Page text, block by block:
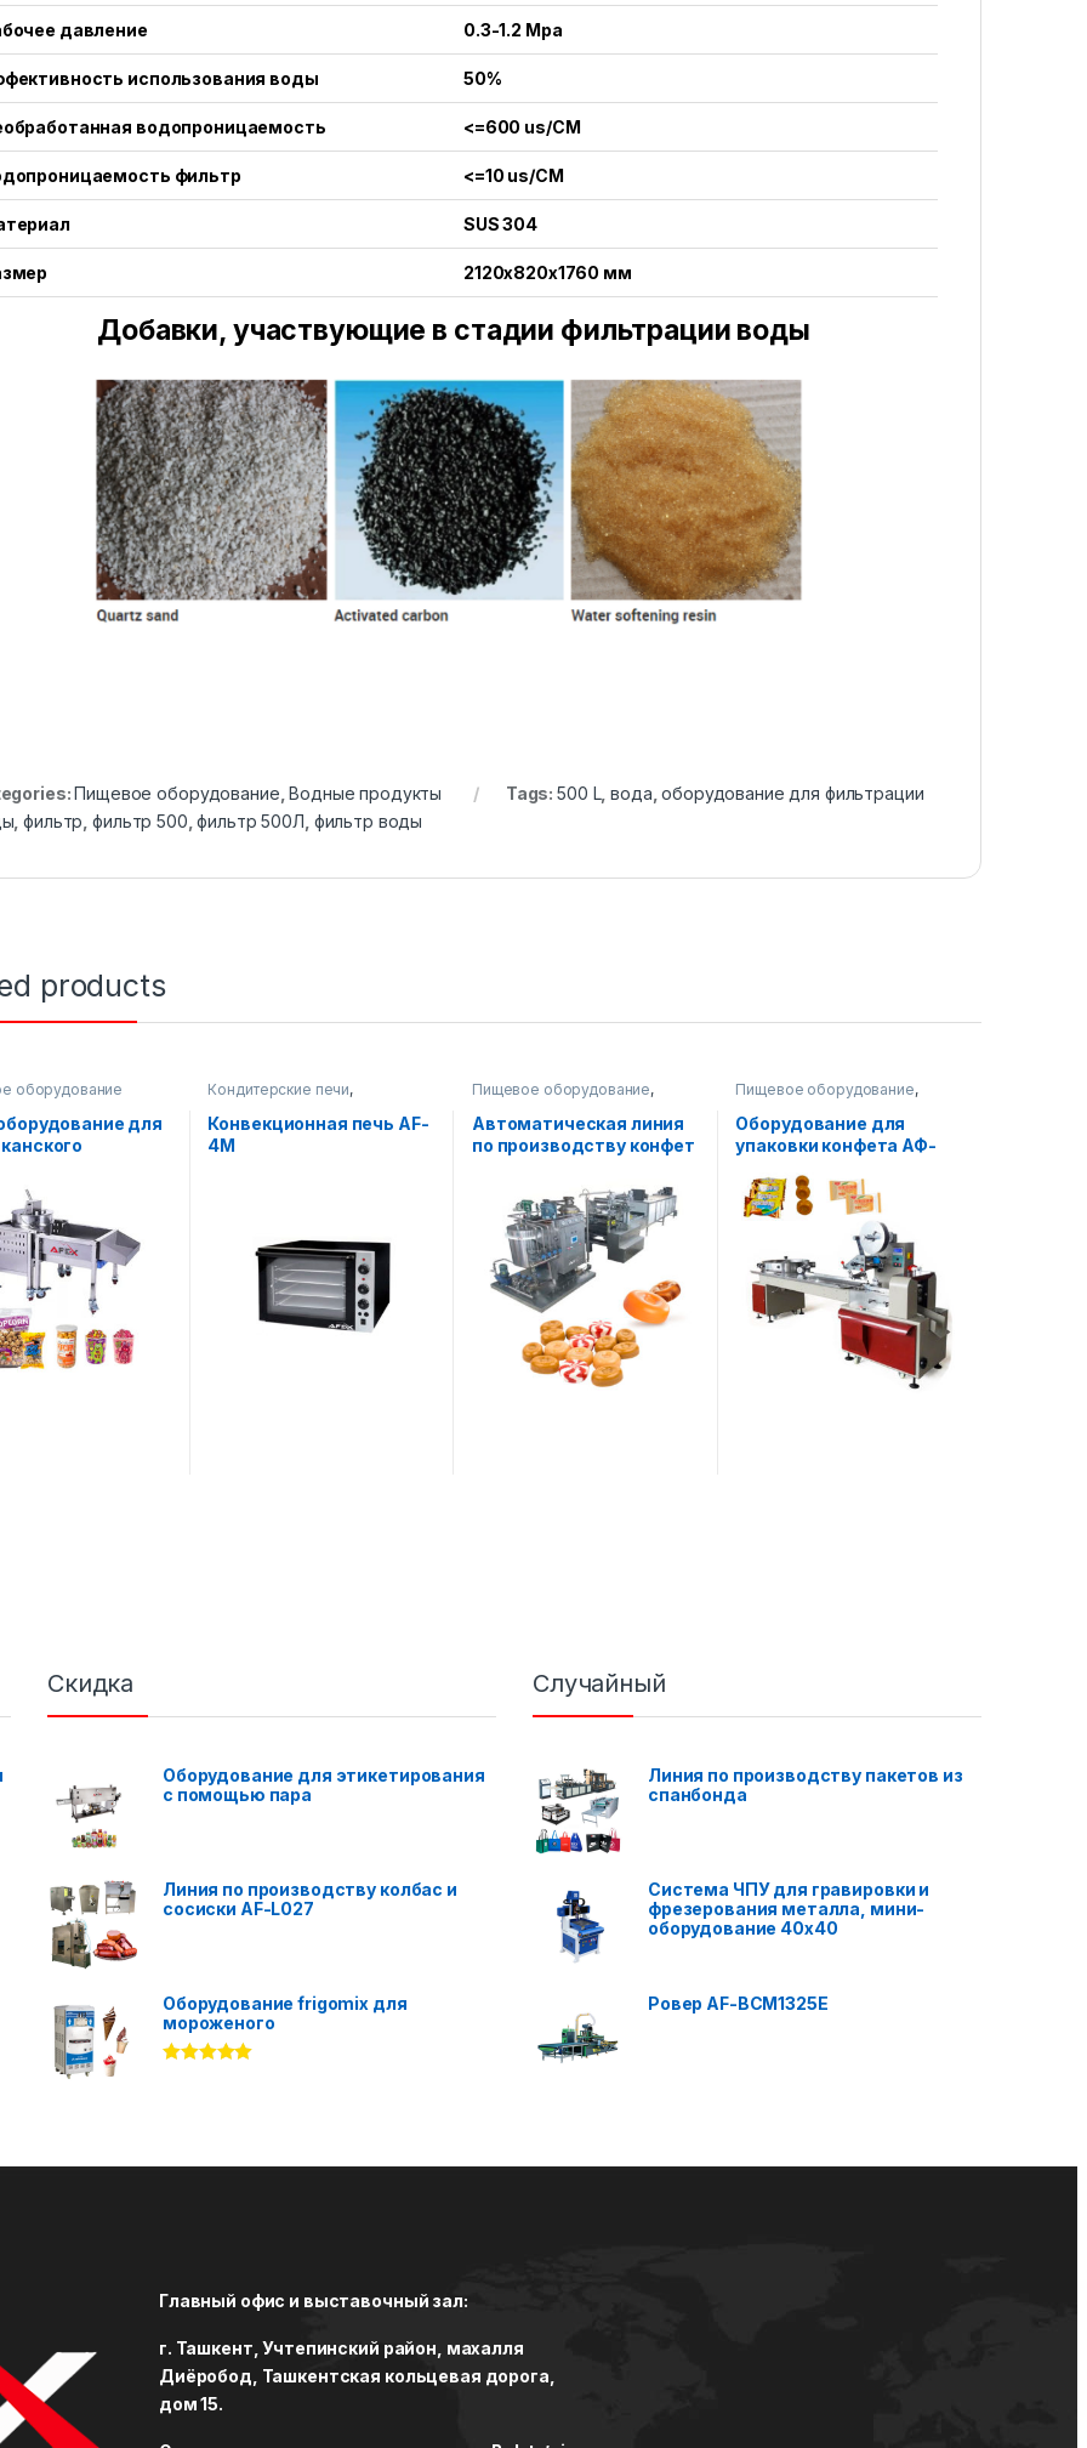
давление 0.3-1.2 Mpa
использования воды 50%
водопроницаемость <=600 us/CM
фильтр <=10 us/CM
SUS 304
2120x820x1760 мм
Добавки, участвующие в стадии фильтрации воды
Пищевое оборудование ,Водные продукты Tags:500 L,вода ,оборудование для фильтрации
,фильтр ,фильтр 500 ,фильтр 500Л фильтр воды
products
оборудование
для
Кондитерские печи,
Оборудование на складе
Пищевое оборудование
Конвекционная печь AF-
4M
Пищевое оборудование,
Готовые производственные
линии
Автоматическая линия
по производству конфет
Пищевое оборудование,
Упаковочное оборудование
Горизонтальная упаковка
Оборудование для
упаковки конфета АФ-
Скидка
Оборудование для этикетирования
с помощью пара
Линия по производству колбас и
сосиски AF-L027
Оборудование frigomix для
мороженого
Случайный
Линия по производству пакетов из
спанбонда
Система ЧПУ для гравировки и
фрезерования металла, мини-
оборудование 40x40
Ровер AF-BCM1325E
Главный офис и выставочный зал:
г. Ташкент, Учтепинский район, махалля
Диёробод, Ташкентская кольцевая дорога,
дом 15.